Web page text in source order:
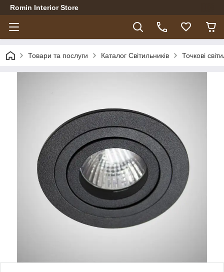
Romin Interior Store
Товари та послуги Каталог Світильників Точкові